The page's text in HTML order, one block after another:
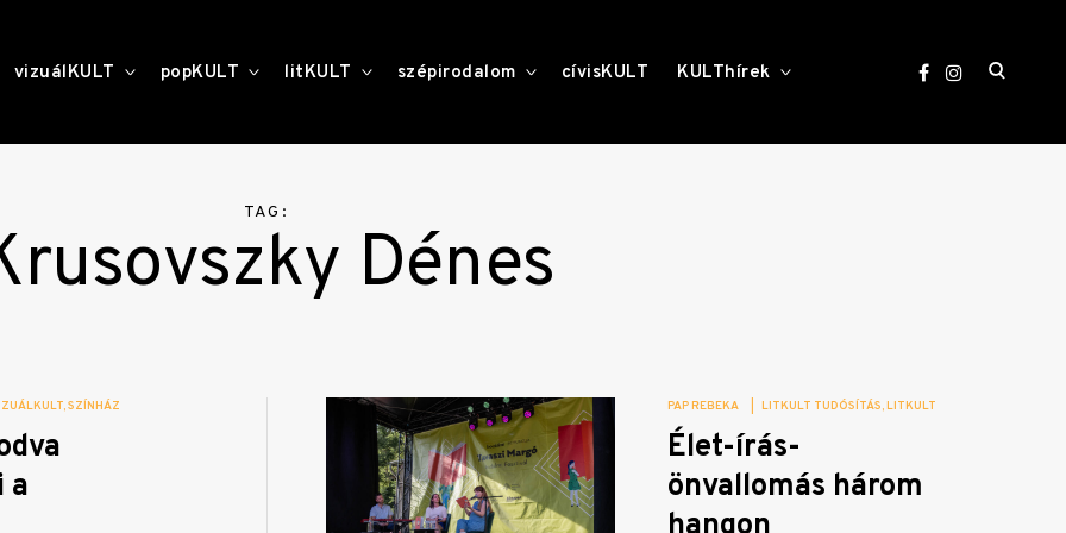
vizuálKULT toggle
child
popKULT toggle
child
litKULT toggle
child
szépirodalom toggle
childcívisKULT KULThírek
open
TAG:
Dénes
SZÍNHÁZ
a
PAP REBEKA LITKULT TUDÓSÍTÁS LITKULT
Élet-írás-
önvallomás három